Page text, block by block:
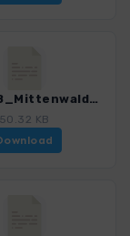
Karw_08_Mittenwalder Hoehenweg_4484_11.gpx
50.32 KB